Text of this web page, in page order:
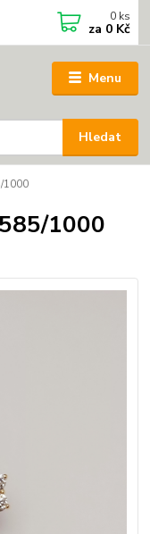
Menu
Hledat
0 ks
za 0 Kč
1000
1000